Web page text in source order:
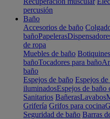
percusión
Baño
Accesorios de baño
bañoPapeleras
de ropa
Muebles de baño Botiquines
bañoTocadores para baño
baño
Espejos de baño Espejos
iluminadosEspejos de baño
Sanitarios BañerasLavabos
Grifería Grifos para cocina
Seguridad de baño Barras